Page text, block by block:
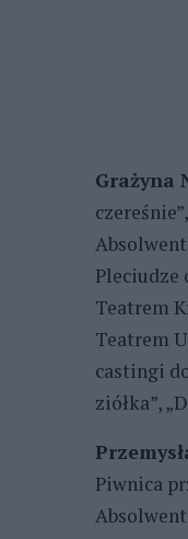
Grażyna
Pleciudze
Teatrem
Teatrem
castingi
ziółka”,
Piwnica